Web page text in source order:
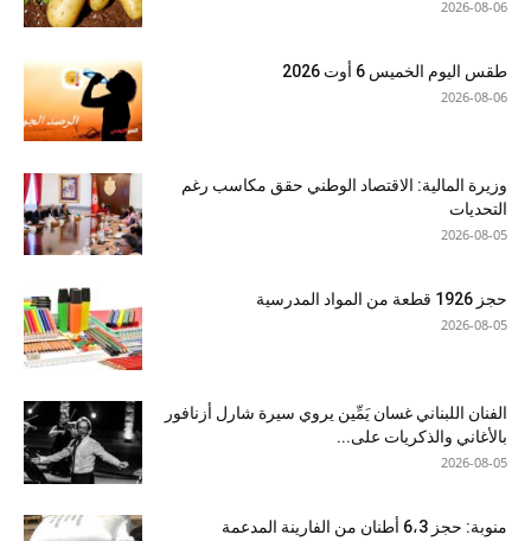
2026-08-06
طقس اليوم الخميس 6 أوت 2026
2026-08-06
وزيرة المالية: الاقتصاد الوطني حقق مكاسب رغم
التحديات
2026-08-05
حجز 1926 قطعة من المواد المدرسية
2026-08-05
الفنان اللبناني غسان يَمِّين يروي سيرة شارل أزنافور
بالأغاني والذكريات على...
2026-08-05
منوبة: حجز 6،3 أطنان من الفارينة المدعمة